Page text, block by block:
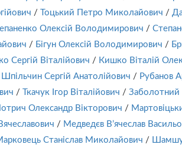
/ Тоцький Петро Миколайович /
Олексій Володимирович /
/ Бігун Олексій Володимирович /
Сергій Віталійович / Кишко Віталій
Шпільчин Сергій Анатолійович / Рубанов
/ Ткачук Ігор Віталійович / Заболотний
Олександр Вікторович /
/ Медведєв В’ячеслав
Станіслав Миколайович /